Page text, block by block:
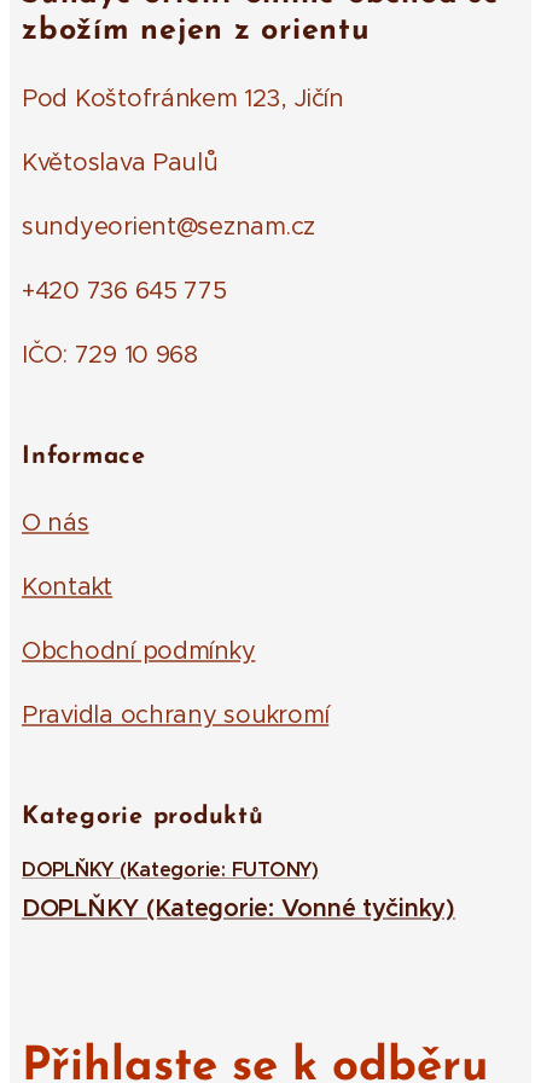
zbožím nejen z orientu
Pod Koštofránkem 123, Jičín
Květoslava Paulů
sundyeorient@seznam.cz
+420 736 645 775
IČO: 729 10 968
Informace
O nás
Kontakt
Obchodní podmínky
Pravidla ochrany soukromí
Kategorie produktů
DOPLŇKY (Kategorie: FUTONY)
DOPLŇKY (Kategorie: Vonné tyčinky)
Přihlaste se k odběru